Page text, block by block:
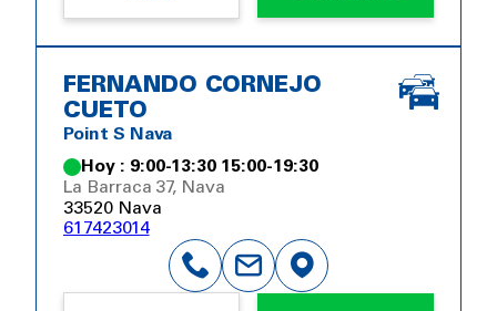
FERNANDO CORNEJO
CUETO
Point S Nava
Hoy : 9:00-13:30 15:00-19:30
La Barraca 37, Nava
33520 Nava
617423014